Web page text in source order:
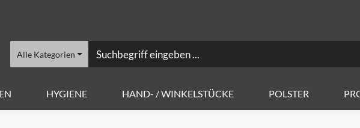
Alle Kategorien
HYGIENE HAND- / WINKELSTÜCKE POLSTER